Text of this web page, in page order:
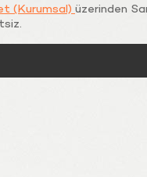
(Kurumsal) üzerinden